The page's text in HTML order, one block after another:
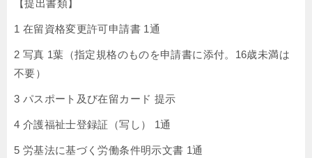
【提出書類】
1 在留資格変更許可申請書 1通
2 写真 1葉（指定規格のものを申請書に添付。16歳未満は
不要）
3 パスポート及び在留カード 提示
4 介護福祉士登録証（写し） 1通
5 労基法に基づく労働条件明示文書 1通